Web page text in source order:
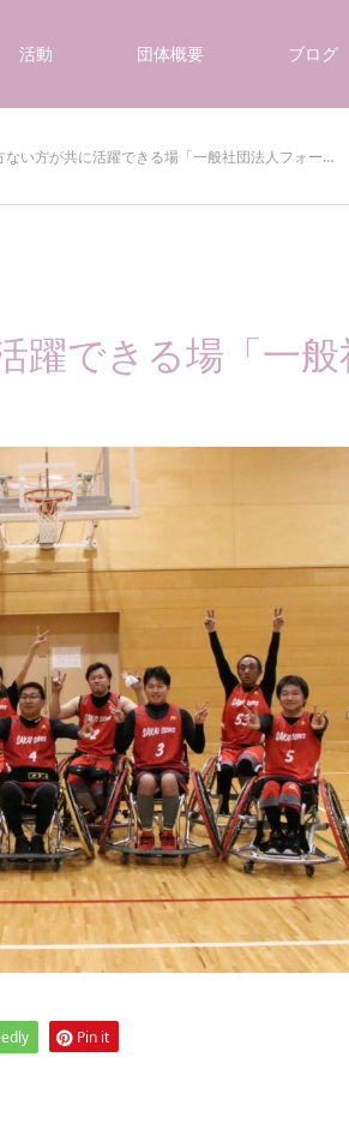
活動 団体概要 ブログ
ない方が共に活躍できる場「一般社団法人フォー…
躍できる場「一般
Pin it